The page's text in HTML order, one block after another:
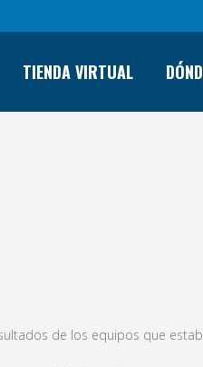
TIENDA VIRTUAL
de los equipos que